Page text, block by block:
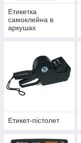
Етикетка
самоклейна в
аркушах
Етикет-пістолет